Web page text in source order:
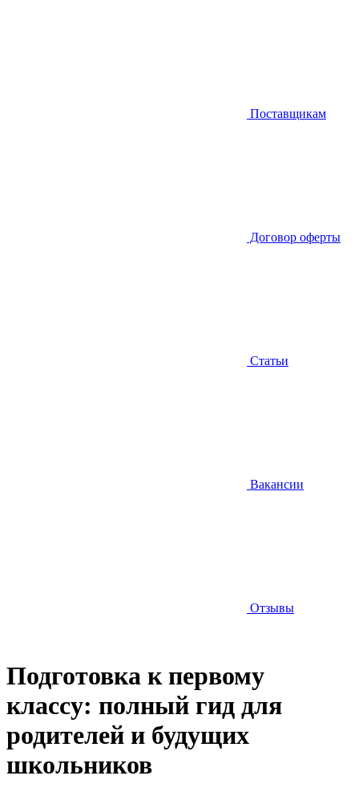
Поставщикам
Договор оферты
Статьи
Вакансии
Отзывы
Подготовка к первому
классу: полный гид для
родителей и будущих
школьников